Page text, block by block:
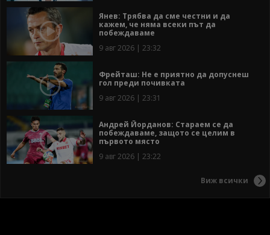
Янев: Трябва да сме честни и да
кажем, че няма всеки път да
побеждаваме
9 авг 2026 | 23:32
Фрейташ: Не е приятно да допуснеш
гол преди почивката
9 авг 2026 | 23:31
Андрей Йорданов: Стараем се да
побеждаваме, защото се целим в
първото място
9 авг 2026 | 23:22
Виж всички